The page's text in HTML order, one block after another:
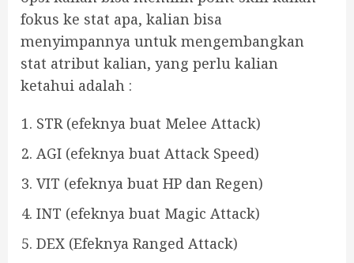
fokus ke stat apa, kalian bisa
menyimpannya untuk mengembangkan
stat atribut kalian, yang perlu kalian
ketahui adalah :
STR (efeknya buat Melee Attack)
AGI (efeknya buat Attack Speed)
VIT (efeknya buat HP dan Regen)
INT (efeknya buat Magic Attack)
DEX (Efeknya Ranged Attack)